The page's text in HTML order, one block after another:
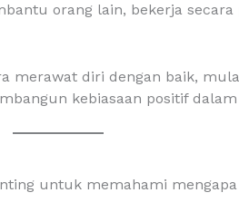
orang lain, bekerja
merawat diri dengan baik,
kebiasaan positif
untuk memahami